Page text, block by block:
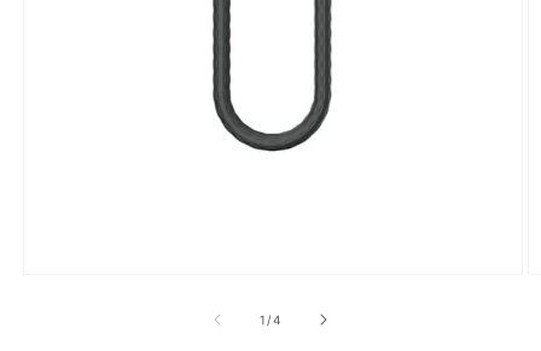
1 /z4